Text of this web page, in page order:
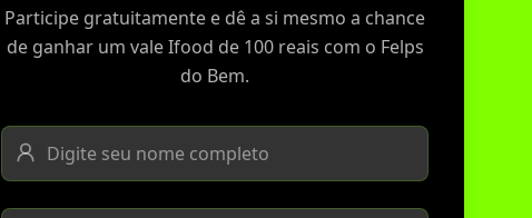
Participe gratuitamente e dê a si mesmo a chance
de ganhar um vale Ifood de 100 reais com o Felps
do Bem.